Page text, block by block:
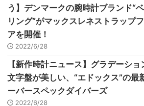
う】デンマークの腕時計ブランド“
リング”がマックスレネストラップ
アを開催！
2022/6/28
【新作時計ニュース】グラデーショ
文字盤が美しい、“エドックス”の最
ーバースペックダイバーズ
2022/6/28